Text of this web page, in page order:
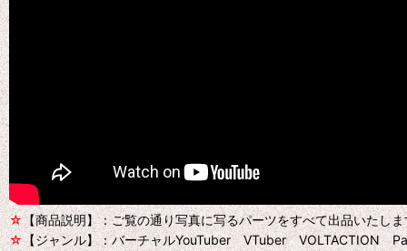
☆【商品説明】：ご覧の通り写真に写るパーツをすべて出品いたし
☆【ジャンル】：バーチャルYouTuber VTuber